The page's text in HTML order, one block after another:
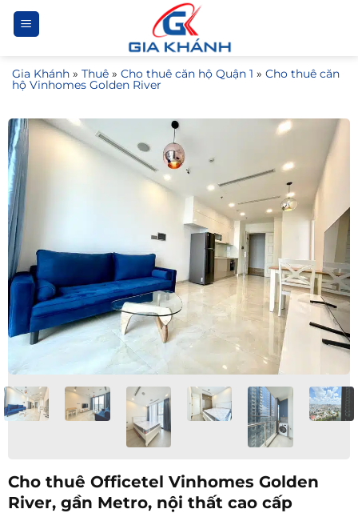
Bỏ
qua
dung
Gia Khánh » Thuê » Cho thuê căn hộ Quận 1 » Cho thuê căn
hộ Vinhomes Golden River
Cho thuê Officetel Vinhomes Golden
River, gần Metro, nội thất cao cấp